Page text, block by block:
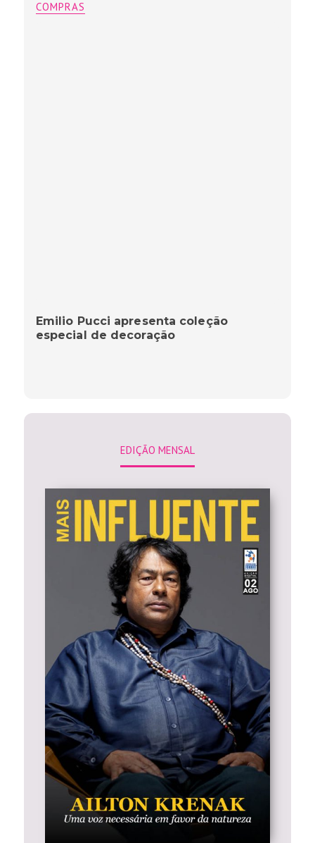
COMPRAS
Emilio Pucci apresenta coleção
especial de decoração
EDIÇÃO MENSAL